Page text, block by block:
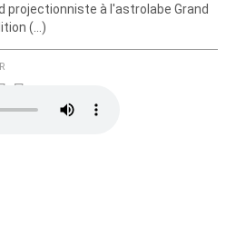
projectionniste à l'astrolabe Grand
(…)